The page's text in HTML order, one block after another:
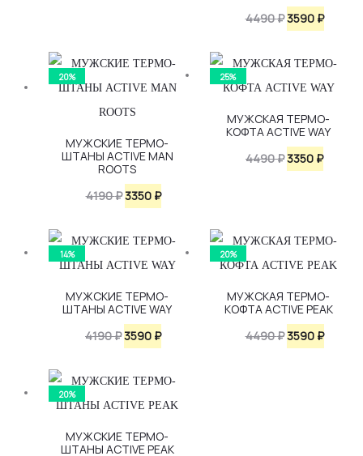
4490₽
составляла
4490 ₽.
3590 ₽
3590 ₽.
20%
МУЖСКИЕ ТЕРМО-
ШТАНЫ ACTIVE MAN
ROOTS
4190₽Первоначальная
составляла
4190 ₽.
3350 ₽Текущая
3350 ₽.
25%
МУЖСКАЯ ТЕРМО-
КОФТА ACTIVE WAY
4490₽3350 ₽
14%
МУЖСКИЕ ТЕРМО-
ШТАНЫ ACTIVE WAY
4190₽Первоначальная
составляла
4190 ₽.
3590 ₽Текущая
3590 ₽.
20%
МУЖСКАЯ ТЕРМО-
КОФТА ACTIVE PEAK
4490₽3590 ₽
20%
МУЖСКИЕ ТЕРМО-
ШТАНЫ ACTIVE PEAK